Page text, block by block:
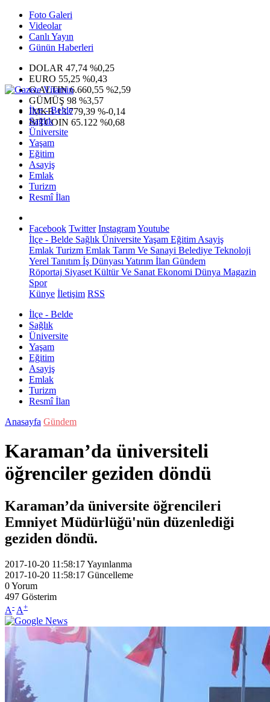
Foto Galeri
Videolar
Canlı Yayın
Günün Haberleri
DOLAR 47,74 %0,25
EURO 55,25 %0,43
G.ALTIN6.660,55 %2,59
GÜMÜŞ 98 %3,57
IMKB13.779,39 %-0,14
BITCOIN 65.122 %0,68
İlçe - Belde
Sağlık
Üniversite
Yaşam
Eğitim
Asayiş
Emlak
Turizm
Resmî İlan
Facebook Twitter InstagramYoutube
İlçe - Belde Sağlık ÜniversiteYaşam Eğitim Asayiş
Emlak Turizm Emlak Tarım Ve Sanayi Belediye Teknoloji
Yerel Tanıtım İş Dünyası Yatırım İlan Gündem
Röportaj Siyaset Kültür Ve Sanat Ekonomi Dünya Magazin
Spor
Künye İletişim RSS
İlçe - Belde
Sağlık
Üniversite
Yaşam
Eğitim
Asayiş
Emlak
Turizm
Resmî İlan
Anasayfa Gündem
Karaman’da üniversiteli
öğrenciler geziden döndü
Karaman’da üniversite öğrencileri
Emniyet Müdürlüğü'nün düzenlediği
geziden döndü.
2017-10-20 11:58:17Yayınlanma
2017-10-20 11:58:17 Güncelleme
0Yorum
497 Gösterim
A- A+